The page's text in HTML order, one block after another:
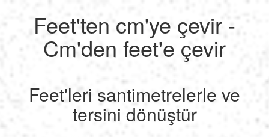
Hesaplamak
Dönüştürmek
English
Français
Deutsch
Feet'ten cm'ye çevir -
Cm'den feet'e çevir
Feet'leri santimetrelerle ve
tersini dönüştür